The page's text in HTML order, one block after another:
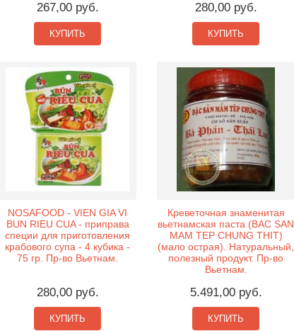
267,00 руб.
КУПИТЬ
280,00 руб.
КУПИТЬ
NOSAFOOD - VIEN GIA VI
BUN RIEU CUA - приправа
специи для приготовления
крабового супа - 4 кубика -
75 гр. Пр-во Вьетнам.
280,00 руб.
КУПИТЬ
Креветочная знаменитая
вьетнамская паста (BAC SAN
MAM TEP CHUNG THIT)
(мало острая). Натуральный,
полезный продукт. Пр-во
Вьетнам.
5.491,00 руб.
КУПИТЬ